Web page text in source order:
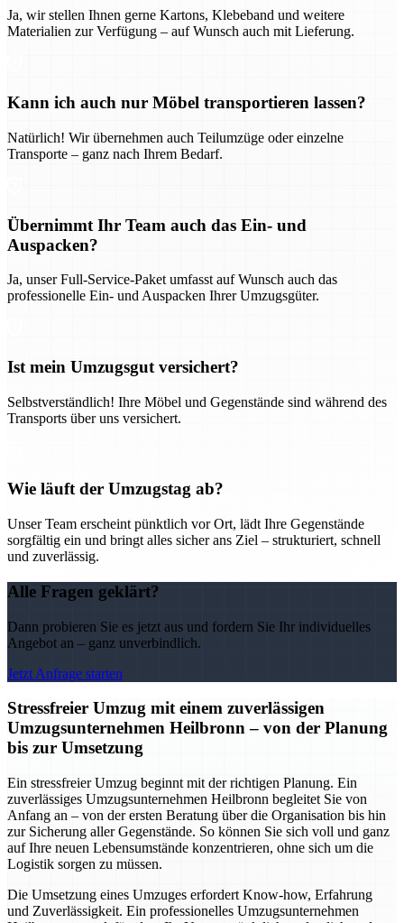
Ja, wir stellen Ihnen gerne Kartons, Klebeband und weitere
Materialien zur Verfügung – auf Wunsch auch mit Lieferung.
Kann ich auch nur Möbel transportieren lassen?
Natürlich! Wir übernehmen auch Teilumzüge oder einzelne
Transporte – ganz nach Ihrem Bedarf.
Übernimmt Ihr Team auch das Ein- und
Auspacken?
Ja, unser Full-Service-Paket umfasst auf Wunsch auch das
professionelle Ein- und Auspacken Ihrer Umzugsgüter.
Ist mein Umzugsgut versichert?
Selbstverständlich! Ihre Möbel und Gegenstände sind während des
Transports über uns versichert.
Wie läuft der Umzugstag ab?
Unser Team erscheint pünktlich vor Ort, lädt Ihre Gegenstände
sorgfältig ein und bringt alles sicher ans Ziel – strukturiert, schnell
und zuverlässig.
Alle Fragen geklärt?
Dann probieren Sie es jetzt aus und fordern Sie Ihr individuelles
Angebot an – ganz unverbindlich.
Jetzt Anfrage starten
Stressfreier Umzug mit einem zuverlässigen
Umzugsunternehmen Heilbronn – von der Planung
bis zur Umsetzung
Ein stressfreier Umzug beginnt mit der richtigen Planung. Ein
zuverlässiges Umzugsunternehmen Heilbronn begleitet Sie von
Anfang an – von der ersten Beratung über die Organisation bis hin
zur Sicherung aller Gegenstände. So können Sie sich voll und ganz
auf Ihre neuen Lebensumstände konzentrieren, ohne sich um die
Logistik sorgen zu müssen.
Die Umsetzung eines Umzuges erfordert Know-how, Erfahrung
und Zuverlässigkeit. Ein professionelles Umzugsunternehmen